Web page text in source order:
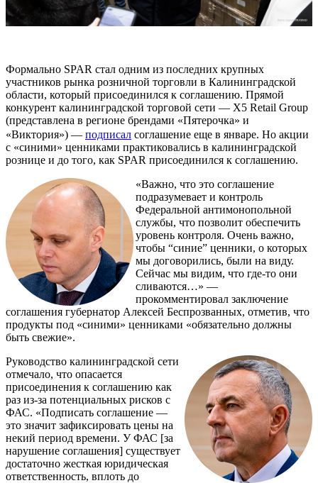
Формально SPAR стал одним из последних крупных
участников рынка розничной торговли в Калининградской
области, который присоединился к соглашению. Прямой
конкурент калининградской торговой сети — X5 Retail Group
(представлена в регионе брендами «Пятерочка» и
«Виктория») — подписал соглашение еще в январе. Но акции
с «синими» ценниками практиковались в калининградской
рознице и до того, как SPAR присоединился к соглашению.
«Важно, что это соглашение
подразумевает и контроль
Федеральной антимонопольной
службы, что позволит обеспечить
уровень контроля. Очень важно,
чтобы “синие” ценники, о которых
мы договорились, были на виду.
Сейчас мы видим, что где-то они
сливаются…» —
прокомментировал заключение
соглашения губернатор Алексей Беспрозванных, отметив, что
продукты под «синими» ценниками «обязательно должны
быть свежие».
Руководство калининградской сети
отмечало, что опасается
присоединения к соглашению как
раз из-за потенциальных рисков с
ФАС. «Подписать соглашение —
это значит зафиксировать цены на
некий период времени. У ФАС [за
нарушение соглашения] существует
достаточно жесткая юридическая
ответственность, вплоть до